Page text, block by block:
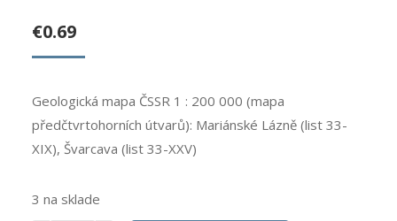
€0.69
Geologická mapa ČSSR 1 : 200 000 (mapa
předčtvrtohorních útvarů): Mariánské Lázně (list 33-
XIX), Švarcava (list 33-XXV)
3 na sklade